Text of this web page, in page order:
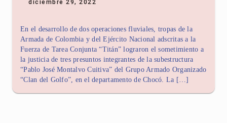
diciembre 29, 2022
En el desarrollo de dos operaciones fluviales, tropas de la
Armada de Colombia y del Ejército Nacional adscritas a la
Fuerza de Tarea Conjunta “Titán” lograron el sometimiento a
la justicia de tres presuntos integrantes de la subestructura
“Pablo José Montalvo Cuitiva” del Grupo Armado Organizado
“Clan del Golfo”, en el departamento de Chocó. La […]